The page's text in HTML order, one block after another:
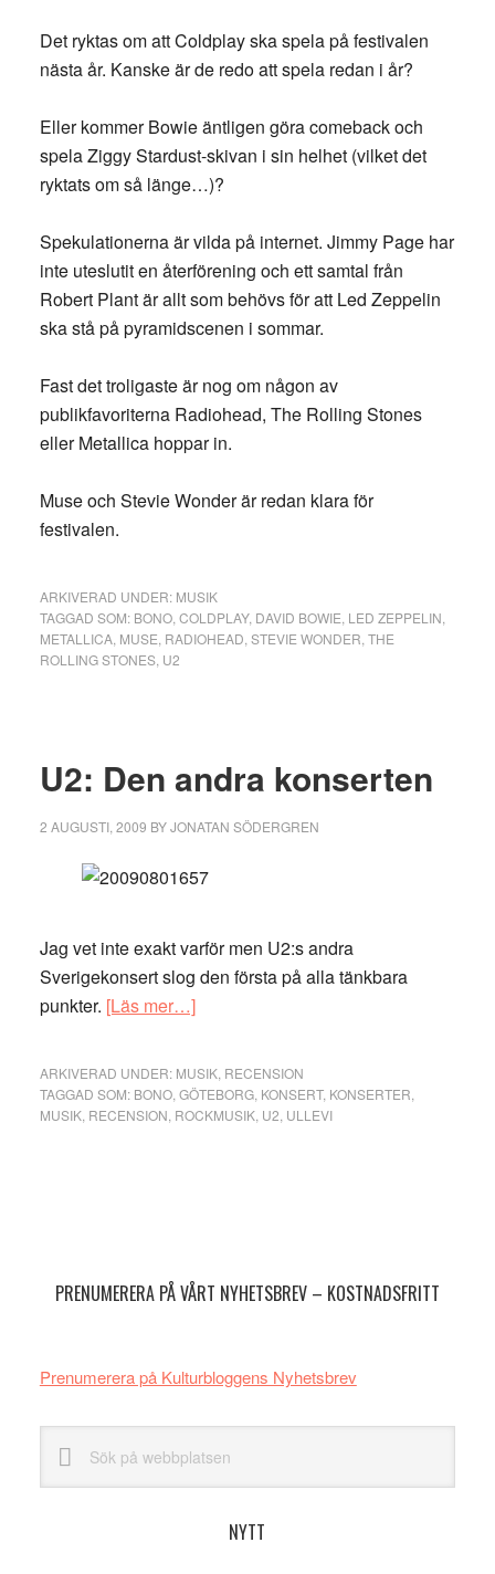
Det ryktas om att Coldplay ska spela på festivalen
nästa år. Kanske är de redo att spela redan i år?
Eller kommer Bowie äntligen göra comeback och
spela Ziggy Stardust-skivan i sin helhet (vilket det
ryktats om så länge…)?
Spekulationerna är vilda på internet. Jimmy Page har
inte uteslutit en återförening och ett samtal från
Robert Plant är allt som behövs för att Led Zeppelin
ska stå på pyramidscenen i sommar.
Fast det troligaste är nog om någon av
publikfavoriterna Radiohead, The Rolling Stones
eller Metallica hoppar in.
Muse och Stevie Wonder är redan klara för
festivalen.
ARKIVERAD UNDER: MUSIK
TAGGAD SOM: BONO, COLDPLAY, DAVID BOWIE LED ZEPPELIN
METALLICA, MUSE RADIOHEAD STEVIE WONDER THE
ROLLING STONES, U2
U2: Den andra konserten
2 AUGUSTI, 2009 BYJONATAN SÖDERGREN
Jag vet inte exakt varför men U2:s andra
Sverigekonsert slog den första på alla tänkbara
punkter. [Läs mer…]om
andra
konserten
ARKIVERAD UNDER: MUSIK, RECENSION
TAGGAD SOM: BONO, GÖTEBORG, KONSERT, KONSERTER
MUSIK, RECENSION ROCKMUSIK, U2 ULLEVI
PRENUMERERA PÅ VÅRT NYHETSBREV – KOSTNADSFRITT
Prenumerera på Kulturbloggens Nyhetsbrev
webbplatsen
NYTT